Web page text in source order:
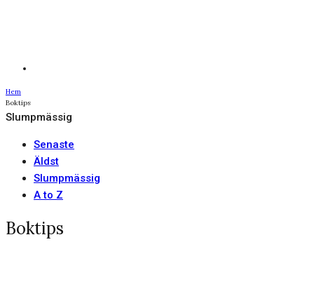
Hem
Boktips
Slumpmässig
Senaste
Äldst
Slumpmässig
A to Z
Boktips